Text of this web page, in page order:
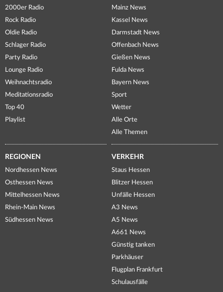
2000er Radio
Rock Radio
Oldie Radio
Schlager Radio
Party Radio
Lounge Radio
Weihnachtsradio
Meditationsradio
Top 40
Playlist
Mainz News
Kassel News
Darmstadt News
Offenbach News
Gießen News
Fulda News
Bayern News
Sport
Wetter
Alle Orte
Alle Themen
REGIONEN
Nordhessen News
Osthessen News
Mittelhessen News
Rhein-Main News
Südhessen News
VERKEHR
Staus Hessen
Blitzer Hessen
Unfälle Hessen
A3 News
A5 News
A661 News
Günstig tanken
Parkhäuser
Flugplan Frankfurt
Schulausfälle